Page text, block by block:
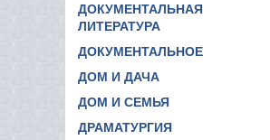
ДОКУМЕНТАЛЬНАЯ
ЛИТЕРАТУРА
ДОКУМЕНТАЛЬНОЕ
ДОМ И ДАЧА
ДОМ И СЕМЬЯ
ДРАМАТУРГИЯ